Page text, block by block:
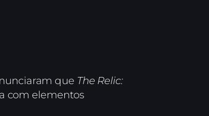
que The Relic:
com elementos